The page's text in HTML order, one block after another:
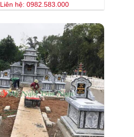
Liên hệ: 0982.583.000